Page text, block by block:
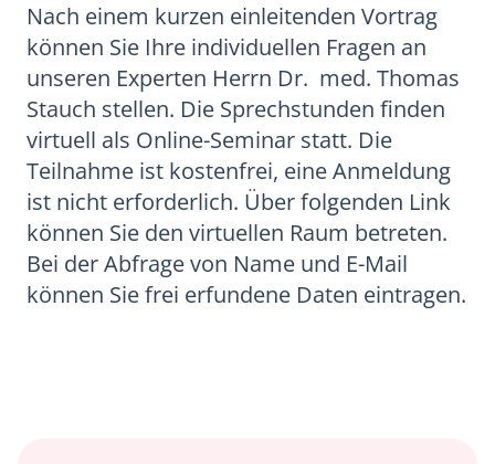
Nach einem kurzen einleitenden Vortrag
können Sie Ihre individuellen Fragen an
unseren Experten Herrn Dr. med. Thomas
Stauch stellen. Die Sprechstunden finden
virtuell als Online-Seminar statt. Die
Teilnahme ist kostenfrei, eine Anmeldung
ist nicht erforderlich. Über folgenden Link
können Sie den virtuellen Raum betreten.
Bei der Abfrage von Name und E-Mail
können Sie frei erfundene Daten eintragen.